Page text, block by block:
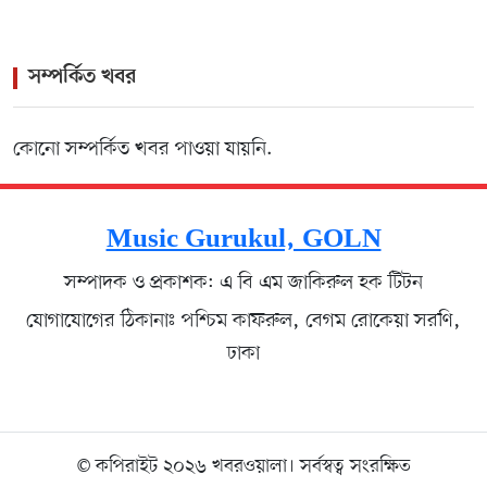
সম্পর্কিত খবর
কোনো সম্পর্কিত খবর পাওয়া যায়নি.
Music Gurukul, GOLN
সম্পাদক ও প্রকাশক: এ বি এম জাকিরুল হক টিটন
যোগাযোগের ঠিকানাঃ পশ্চিম কাফরুল, বেগম রোকেয়া সরণি,
ঢাকা
© কপিরাইট ২০২৬ খবরওয়ালা। সর্বস্বত্ব সংরক্ষিত